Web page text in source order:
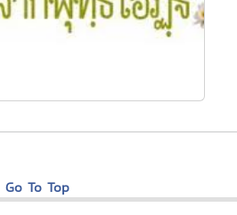
Go To Top